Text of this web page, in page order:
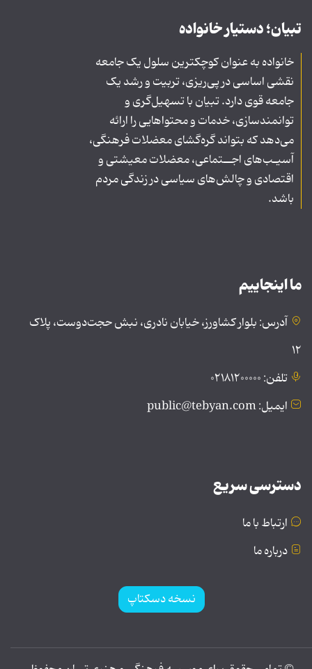
تبیان؛ دستیار خانواده
خانواده به عنوان کوچکترین سلول یک جامعه
نقشی اساسی در پی‌ریزی، تربیت و رشد یک
جامعه قوی دارد. تبیان با تسهیل‌گری و
توانمندسازی، خدمات و محتواهایی را ارائه
می‌دهد که بتواند گره‌گشای معضلات فرهنگی،
آسیـب‌های اجــتماعی، معضلات معیشتی و
اقتصادی و چالش‌های سیاسی در زندگی مردم
باشد.
ما اینجاییم
آدرس: بلوار کشاورز، خیابان نادری، نبش حجت‌دوست، پلاک
۱۲
تلفن: ۰۲۱۸۱۲۰۰۰۰۰
ایمیل: public@tebyan.com
دسترسی سریع
ارتباط با ما
درباره ما
نسخه دسکتاپ